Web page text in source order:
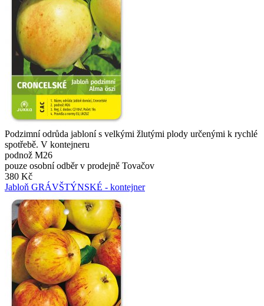
Podzimní odrůda jabloní s velkými žlutými plody určenými k rychlé
spotřebě. V kontejneru
podnož M26
pouze osobní odběr v prodejně Tovačov
380 Kč
Jabloň GRÁVŠTÝNSKÉ - kontejner